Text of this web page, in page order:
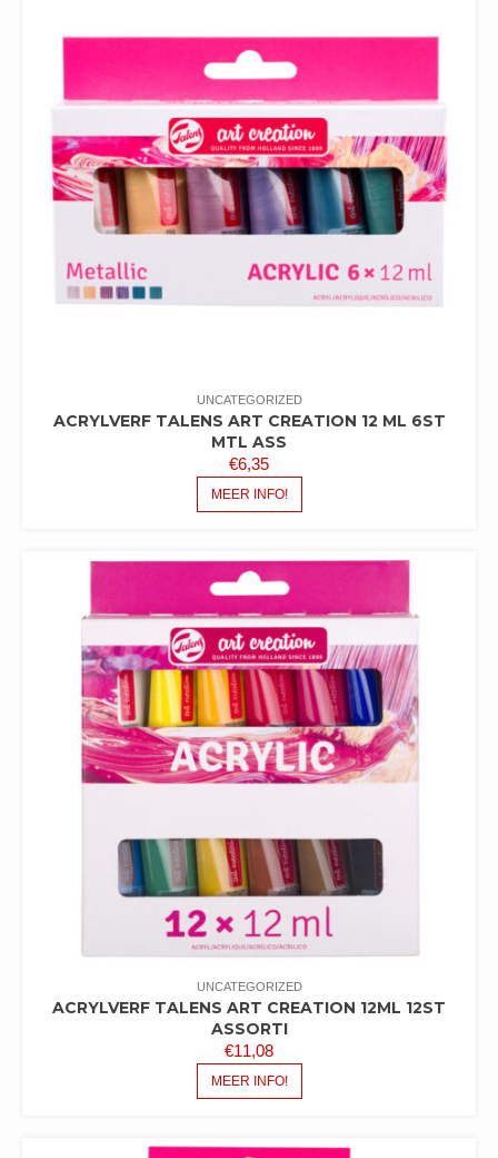
UNCATEGORIZED
ACRYLVERF TALENS ART CREATION 12 ML 6ST
MTL ASS
€6,35
MEER INFO!
UNCATEGORIZED
ACRYLVERF TALENS ART CREATION 12ML 12ST
ASSORTI
€11,08
MEER INFO!